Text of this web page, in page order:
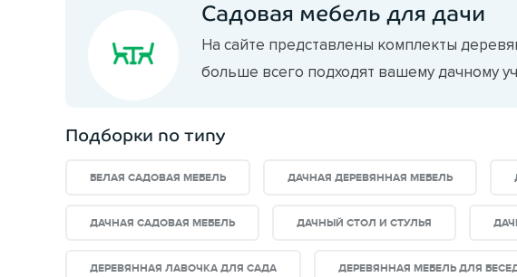
Садовая мебель для дачи
На сайте представлены комплекты
больше всего подходят вашему дачному
Подборки по типу
БЕЛАЯ САДОВАЯ МЕБЕЛЬ ДАЧНАЯ ДЕРЕВЯННАЯ МЕБЕЛЬ
ДАЧНАЯ САДОВАЯ МЕБЕЛЬ ДАЧНЫЙ СТОЛ И СТУЛЬЯ
ДЕРЕВЯННАЯ ЛАВОЧКА ДЛЯ САДА ДЕРЕВЯННАЯ МЕБЕЛЬ ДЛЯ